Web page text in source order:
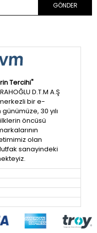
GÖNDER
Tercihi"
D.T.M A.Ş
bir e-
30 yılı
öncüsü
olan
sanayindeki